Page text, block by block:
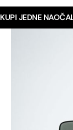
KUPI JEDNE